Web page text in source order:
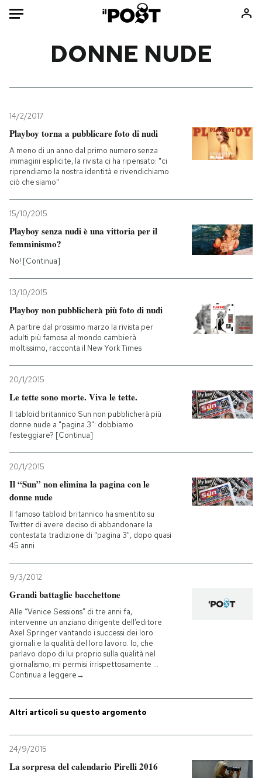
Mondo
Politica
Tecnologia
Internet
Scienza
Cultura
Economia
Sport
Consumismi
Storie/Idee
Ok Boomer!
Europa
Mondiali calcio 2026
NEWSLETTER
SHOP
CALENDARIO
Entra
DONNE NUDE
14/2/2017
Playboy torna a pubblicare foto di nudi
A meno di un anno dal primo numero senza
immagini esplicite, la rivista ci ha ripensato: "ci
riprendiamo la nostra identità e rivendichiamo
ciò che siamo"
15/10/2015
Playboy senza nudi è una vittoria per il
femminismo?
No! [Continua]
13/10/2015
Playboy non pubblicherà più foto di nudi
A partire dal prossimo marzo la rivista per
adulti più famosa al mondo cambierà
moltissimo, racconta il New York Times
20/1/2015
Le tette sono morte. Viva le tette.
Il tabloid britannico Sun non pubblicherà più
donne nude a "pagina 3": dobbiamo
festeggiare? [Continua]
20/1/2015
Il “Sun” non elimina la pagina con le
donne nude
Il famoso tabloid britannico ha smentito su
Twitter di avere deciso di abbandonare la
contestata tradizione di "pagina 3", dopo quasi
45 anni
9/3/2012
Grandi battaglie bacchettone
Alle “Venice Sessions” di tre anni fa,
intervenne un anziano dirigente dell’editore
Axel Springer vantando i successi dei loro
giornali e la qualità del loro lavoro. Io, che
parlavo dopo di lui proprio sulla qualità nel
giornalismo, mi permisi irrispettosamente …
Continua a leggere→
Altri articoli su questo argomento
24/9/2015
La sorpresa del calendario Pirelli 2016